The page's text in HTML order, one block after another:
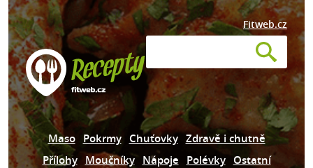
Fitweb.cz
Maso Pokrmy Chuťovky Zdravě i chutně
Přílohy Moučníky Nápoje Polévky Ostatní